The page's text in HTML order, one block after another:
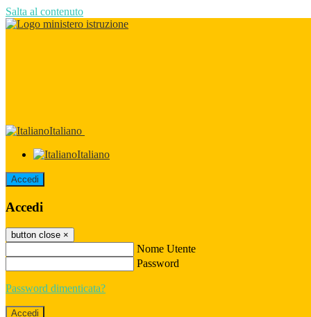
Salta al contenuto
Italiano
Italiano
Accedi
Accedi
button close ×
Nome Utente
Password
Password dimenticata?